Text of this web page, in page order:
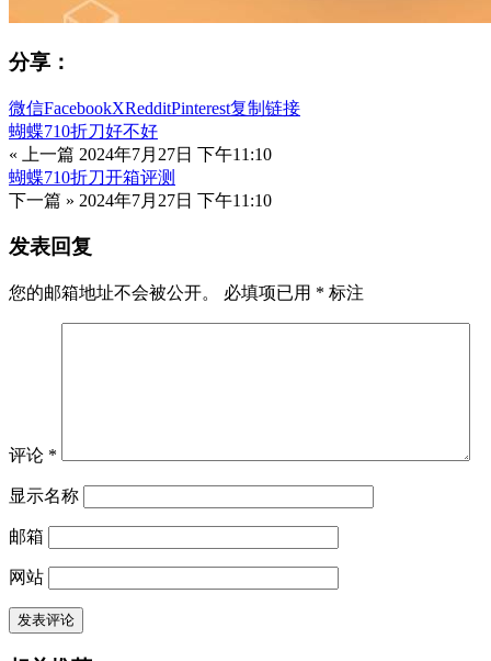
分享：
微信FacebookXRedditPinterest复制链接
蝴蝶710折刀好不好
« 上一篇 2024年7月27日 下午11:10
蝴蝶710折刀开箱评测
下一篇 » 2024年7月27日 下午11:10
发表回复
您的邮箱地址不会被公开。 必填项已用 * 标注
评论 *
显示名称
邮箱
网站